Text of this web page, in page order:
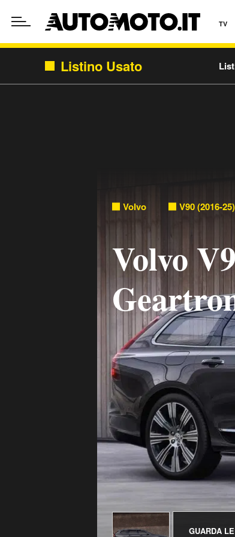
TV
Listino Usato
Volvo V90 (2016-25)
Volvo
GUARDA